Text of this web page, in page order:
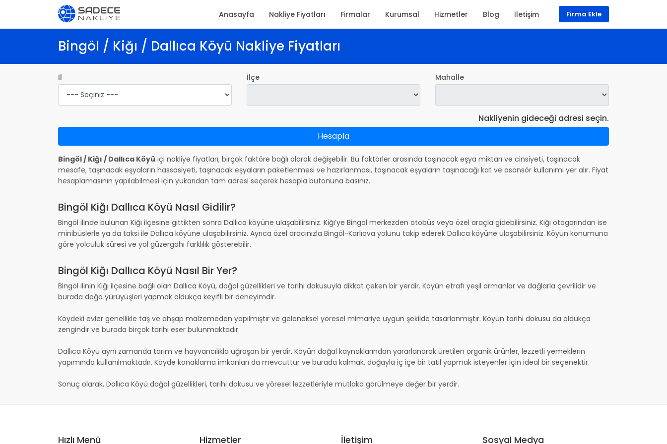
Bingöl / Kiğı / Dallıca Köyü Nakliye Fiyatları
İl İlçe Mahalle
Nakliyenin gideceği adresi seçin.
Hesapla
Bingöl / Kiğı / Dallıca Köyü içi nakliye fiyatları, birçok faktöre bağlı olarak değişebilir. Bu faktörler arasında taşınacak eşya miktarı ve cinsiyeti, taşınacak
mesafe, taşınacak eşyaların hassasiyeti, taşınacak eşyaların paketlenmesi ve hazırlanması, taşınacak eşyaların taşınacağı kat ve asansör kullanımı yer alır. Fiyat
hesaplamasının yapılabilmesi için yukarıdan tam adresi seçerek hesapla butonuna basınız.
Bingöl Kiğı Dallıca Köyü Nasıl Gidilir?
Bingöl ilinde bulunan Kiğı ilçesine gittikten sonra Dallıca köyüne ulaşabilirsiniz. Kiğı’ye Bingöl merkezden otobüs veya özel araçla gidebilirsiniz. Kiğı otogarından ise
minibüslerle ya da taksi ile Dallıca köyüne ulaşabilirsiniz. Ayrıca özel aracınızla Bingöl-Karlıova yolunu takip ederek Dallıca köyüne ulaşabilirsiniz. Köyün konumuna
göre yolculuk süresi ve yol güzergahı farklılık gösterebilir.
Bingöl Kiğı Dallıca Köyü Nasıl Bir Yer?
Bingöl ilinin Kiğı ilçesine bağlı olan Dallıca Köyü, doğal güzellikleri ve tarihi dokusuyla dikkat çeken bir yerdir. Köyün etrafı yeşil ormanlar ve dağlarla çevrilidir ve
burada doğa yürüyüşleri yapmak oldukça keyifli bir deneyimdir.
Köydeki evler genellikle taş ve ahşap malzemeden yapılmıştır ve geleneksel yöresel mimariye uygun şekilde tasarlanmıştır. Köyün tarihi dokusu da oldukça
zengindir ve burada birçok tarihi eser bulunmaktadır.
Dallıca Köyü aynı zamanda tarım ve hayvancılıkla uğraşan bir yerdir. Köyün doğal kaynaklarından yararlanarak üretilen organik ürünler, lezzetli yemeklerin
yapımında kullanılmaktadır. Köyde konaklama imkanları da mevcuttur ve burada kalmak, doğayla iç içe bir tatil yapmak isteyenler için ideal bir seçenektir.
Sonuç olarak, Dallıca Köyü doğal güzellikleri, tarihi dokusu ve yöresel lezzetleriyle mutlaka görülmeye değer bir yerdir.
Hızlı Menü Hizmetler İletişim Sosyal Medya
Firma Ekle
Anasayfa Nakliye Fiyatları Firmalar Kurumsal Hizmetler Blog İletişim